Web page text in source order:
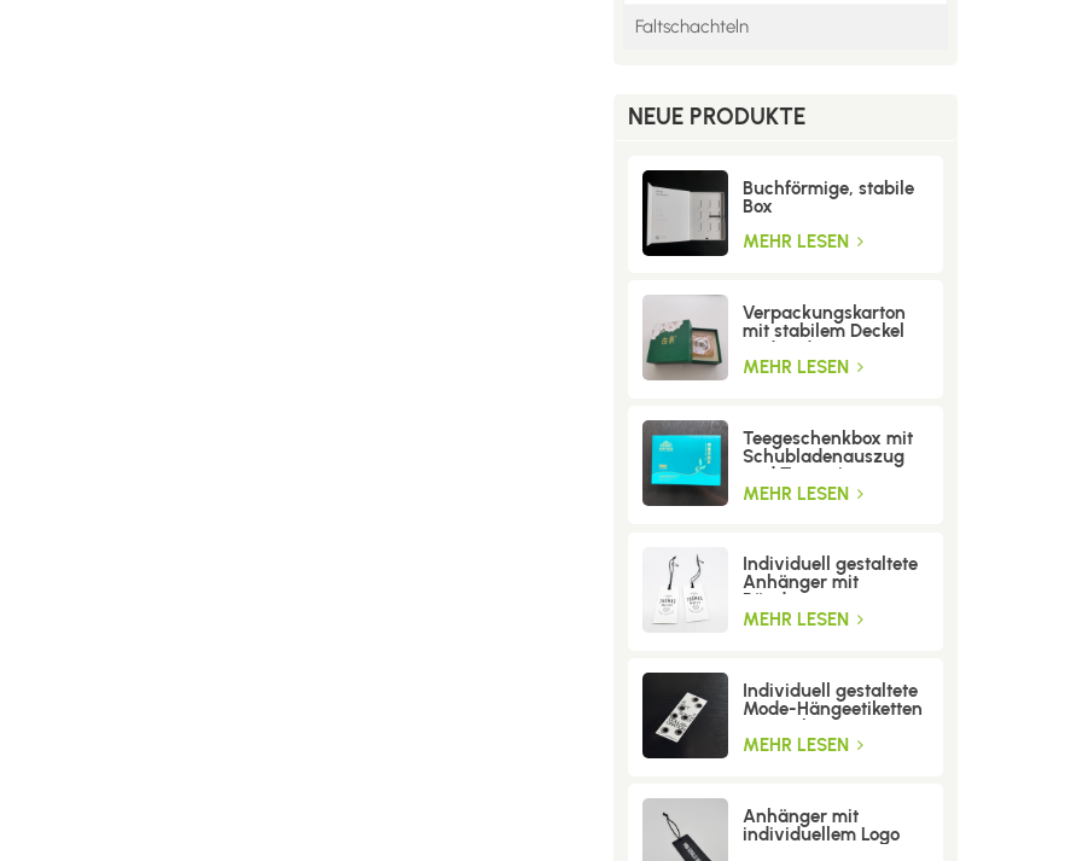
Faltschachteln
NEUE PRODUKTE
Buchförmige, stabile
Box
MEHR LESEN
Verpackungskarton
mit stabilem Deckel
und Boden
MEHR LESEN
Teegeschenkbox mit
Schubladenauszug
und Trenneinsatz
MEHR LESEN
Individuell gestaltete
Anhänger mit
Bändern
MEHR LESEN
Individuell gestaltete
Mode-Hängeetiketten
mit Löchern
MEHR LESEN
Anhänger mit
individuellem Logo